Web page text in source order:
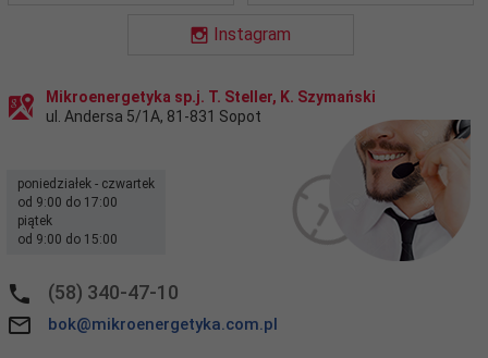
Instagram
Mikroenergetyka sp.j. T. Steller, K. Szymański
ul. Andersa 5/1A, 81-831 Sopot
poniedziałek - czwartek
od 9:00 do 17:00
piątek
od 9:00 do 15:00
(58) 340-47-10
bok@mikroenergetyka.com.pl